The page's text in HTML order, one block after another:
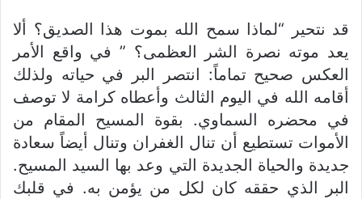
قد نتحير “لماذا سمح الله بموت هذا الصديق؟ ألا
يعد موته نصرة الشر العظمى؟ ” في واقع الأمر
العكس صحيح تماماً: انتصر البر في حياته ولذلك
أقامه الله في اليوم الثالث وأعطاه كرامة لا توصف
في محضره السماوي. بقوة المسيح المقام من
الأموات تستطيع أن تنال الغفران وتنال أيضاً سعادة
جديدة والحياة الجديدة التي وعد بها السيد المسيح.
البر الذي حققه كان لكل من يؤمن به. في قلبك